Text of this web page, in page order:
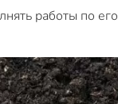
работы по его